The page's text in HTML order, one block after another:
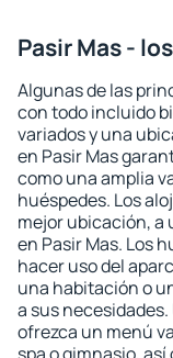
Pasir Mas -
Algunas de las
con todo incluido
variados y una
en Pasir Mas
como una amplia
huéspedes. Los
mejor ubicación, a
en Pasir Mas. Los
hacer uso del
una habitación o
a sus
ofrezca un menú